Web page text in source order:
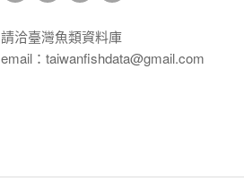
請洽臺灣魚類資料庫
email：taiwanfishdata@gmail.com